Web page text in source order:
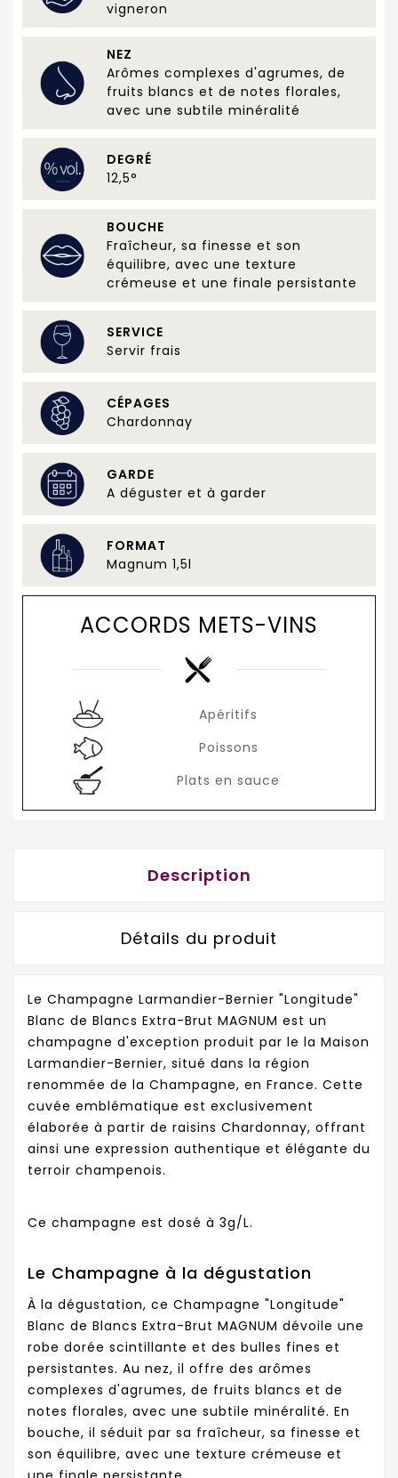
vigneron
NEZ
Arômes complexes d'agrumes, de
fruits blancs et de notes florales,
avec une subtile minéralité
DEGRÉ
12,5°
BOUCHE
Fraîcheur, sa finesse et son
équilibre, avec une texture
crémeuse et une finale persistante
SERVICE
Servir frais
CÉPAGES
Chardonnay
GARDE
A déguster et à garder
FORMAT
Magnum 1,5l
ACCORDS METS-VINS
Apéritifs
Poissons
Plats en sauce
Description
Détails du produit
Le Champagne Larmandier-Bernier "Longitude"
Blanc de Blancs Extra-Brut MAGNUM est un
champagne d'exception produit par le la Maison
Larmandier-Bernier, situé dans la région
renommée de la Champagne, en France. Cette
cuvée emblématique est exclusivement
élaborée à partir de raisins Chardonnay, offrant
ainsi une expression authentique et élégante du
terroir champenois.
Ce champagne est dosé à 3g/L.
Le Champagne à la dégustation
À la dégustation, ce Champagne "Longitude"
Blanc de Blancs Extra-Brut MAGNUM dévoile une
robe dorée scintillante et des bulles fines et
persistantes. Au nez, il offre des arômes
complexes d'agrumes, de fruits blancs et de
notes florales, avec une subtile minéralité. En
bouche, il séduit par sa fraîcheur, sa finesse et
son équilibre, avec une texture crémeuse et